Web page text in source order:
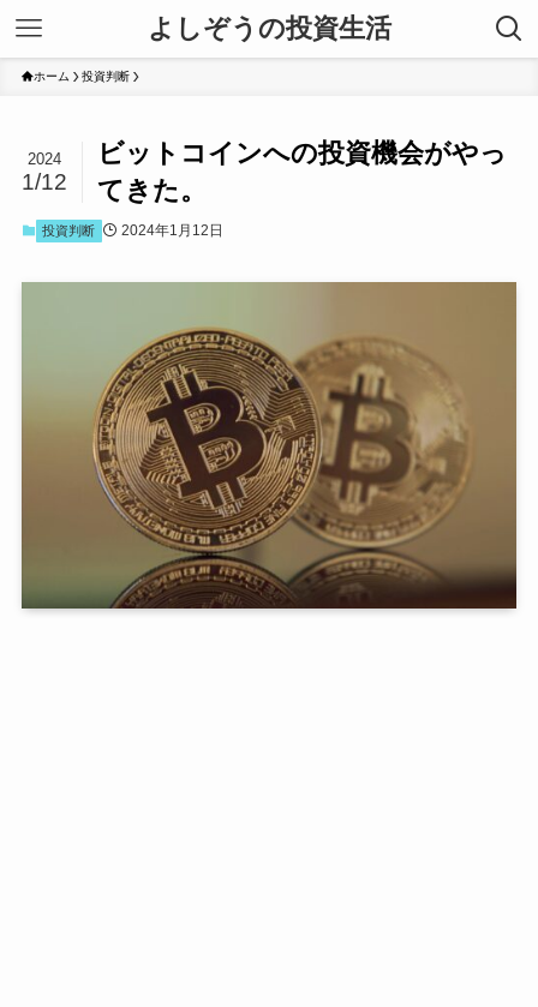
よしぞうの投資生活
ホーム 投資判断
ビットコインへの投資機会がやっ
てきた。
2024
1/12
投資判断 2024年1月12日